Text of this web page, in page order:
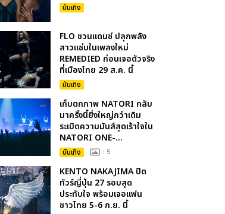
บันเทิง
FLO ชวนแดนซ์ ปลุกพลัง
สาวแซ่บในเพลงใหม่
REMEDIED ก่อนเจอตัวจริง
ที่เมืองไทย 29 ส.ค. นี้
บันเทิง
เก็บตกภาพ NATORI กลับ
มาครั้งนี้ยิ่งใหญ่กว่าเดิม
ระเบิดความมันส์สุดเร้าใจใน
NATORI ONE-...
บันเทิง : 5
KENTO NAKAJIMA ปิด
ทัวร์ญี่ปุ่น 27 รอบสุด
ประทับใจ พร้อมเจอแฟน
ชาวไทย 5-6 ก.ย. นี้